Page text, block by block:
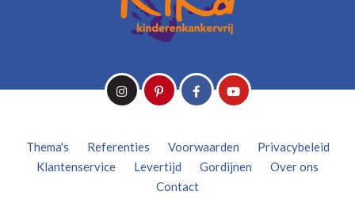
Thema's Referenties Voorwaarden
Privacybeleid
Klantenservice
Levertijd Gordijnen
Over ons
Contact